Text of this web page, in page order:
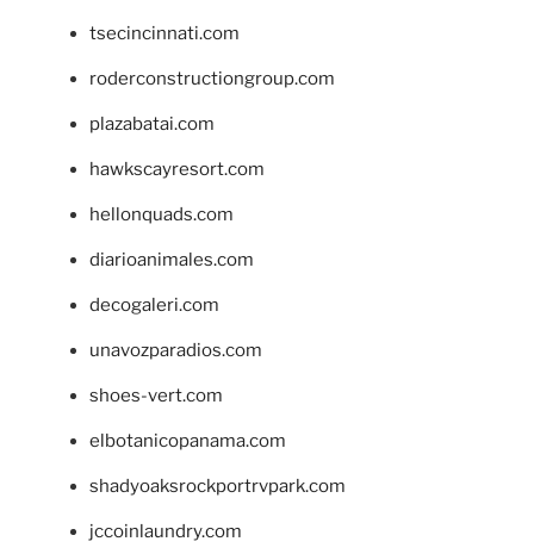
tsecincinnati.com
roderconstructiongroup.com
plazabatai.com
hawkscayresort.com
hellonquads.com
diarioanimales.com
decogaleri.com
unavozparadios.com
shoes-vert.com
elbotanicopanama.com
shadyoaksrockportrvpark.com
jccoinlaundry.com